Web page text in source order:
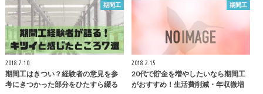
期間工
2018.7.10
期間工はきつい？経験者の意見を参
考にきつかった部分をひたすら綴る
期間工
2018.2.15
20代で貯金を増やしたいなら期間工
がおすすめ！生活費削減・年収微増